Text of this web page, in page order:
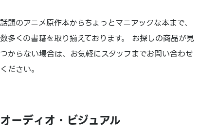
話題のアニメ原作本からちょっとマニアックな本まで、
数多くの書籍を取り揃えております。 お探しの商品が見
つからない場合は、お気軽にスタッフまでお問い合わせ
ください。
オーディオ・ビジュアル